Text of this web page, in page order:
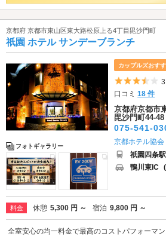
京都府 京都市東山区東大路松原上る4丁目毘沙門町
祇園 ホテル サンデーブランチ
フォトギャラリー
カップルズおす
口コミ18 件
京都府京都市
毘沙門町44-48
075-541-
京都ホテル協会
祇園四条
鴨川東IC
料金 休憩 5,300 円 ～ 宿泊 9,800 円 ～
全室安心の均一料金で最高のコストパフォーマ